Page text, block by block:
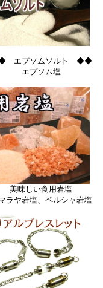
エプソムソルト ◆◆
エプソム塩
美味しい食用岩塩
ラヤ岩塩、ペルシャ岩塩